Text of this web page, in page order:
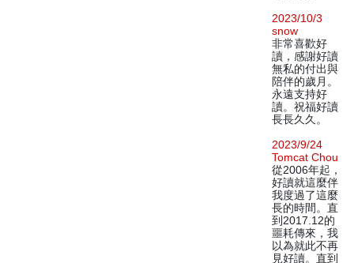
2023/10/3
snow
非常喜歡好
讀，感謝好讀
無私的付出與
陪伴的歲月。
永遠支持好
讀。祝福好讀
長長久久。
2023/9/24
Tomcat Chou
從2006年起，
好讀就這麼伴
我度過了這麼
長的時間。直
到2017.12的
噩耗傳來，我
以為就此不再
見好讀。直到